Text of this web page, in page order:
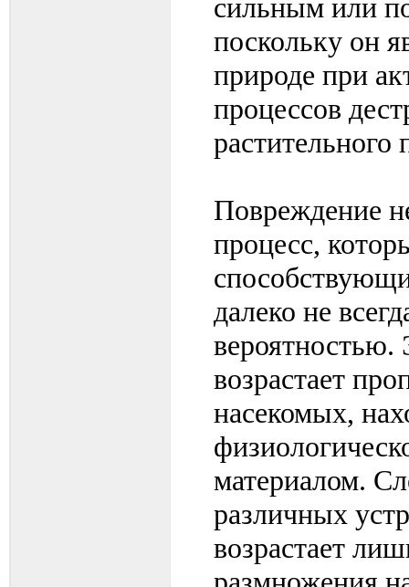
сильным или
поскольку он
природе при
процессов
Повреждение
процесс,
далеко не
вероятностью.
возрастает
насекомых,
материалом.
различных
возрастает